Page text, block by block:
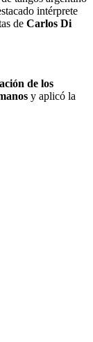
intérprete
de Carlos Di
de los
y aplicó la